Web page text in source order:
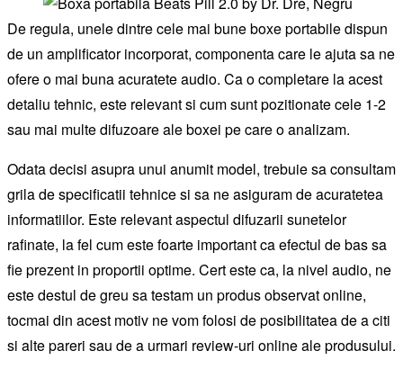
De regula, unele dintre cele mai bune boxe portabile dispun
de un amplificator incorporat, componenta care le ajuta sa ne
ofere o mai buna acuratete audio. Ca o completare la acest
detaliu tehnic, este relevant si cum sunt pozitionate cele 1-2
sau mai multe difuzoare ale boxei pe care o analizam.
Odata decisi asupra unui anumit model, trebuie sa consultam
grila de specificatii tehnice si sa ne asiguram de acuratetea
informatiilor. Este relevant aspectul difuzarii sunetelor
rafinate, la fel cum este foarte important ca efectul de bas sa
fie prezent in proportii optime. Cert este ca, la nivel audio, ne
este destul de greu sa testam un produs observat online,
tocmai din acest motiv ne vom folosi de posibilitatea de a citi
si alte pareri sau de a urmari review-uri online ale produsului.